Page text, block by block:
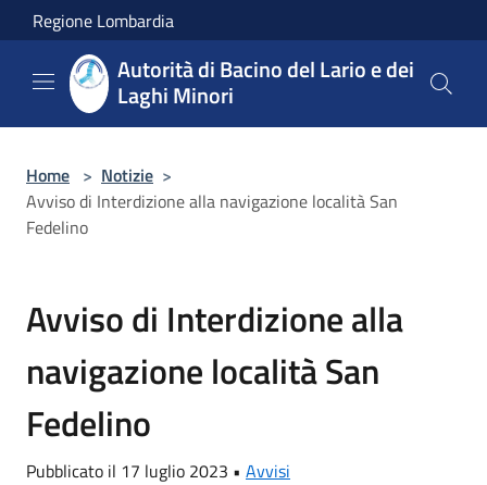
Salta al contenuto principale
Regione Lombardia
Autorità di Bacino del Lario e dei
Laghi Minori
Home > Notizie >
Avviso di Interdizione alla navigazione località San
Fedelino
Avviso di Interdizione alla
navigazione località San
Fedelino
Pubblicato il 17 luglio 2023 • Avvisi